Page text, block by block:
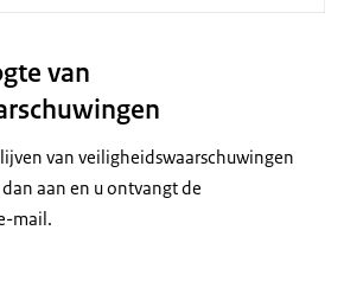
van
van veiligheidswaarschuwingen
aan en u ontvangt de
mail.